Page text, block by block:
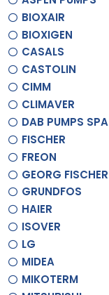
BIOXAIR
BIOXIGEN
CASALS
CASTOLIN
CIMM
CLIMAVER
DAB PUMPS SPA
FISCHER
FREON
GEORG FISCHER
GRUNDFOS
HAIER
ISOVER
LG
MIDEA
MIKOTERM